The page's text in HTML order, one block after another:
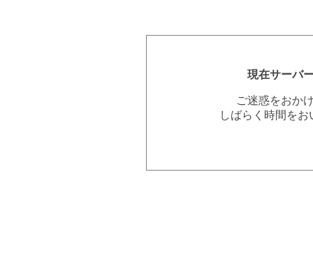
現在サーバ
ご迷惑をおか
しばらく時間を